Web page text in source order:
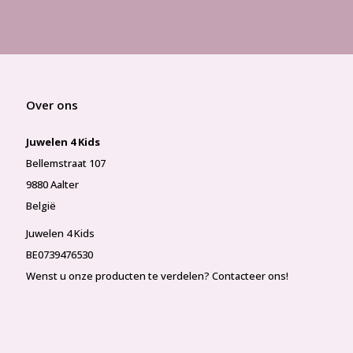
Over ons
Juwelen 4 Kids
Bellemstraat 107
9880 Aalter
België
Juwelen 4 Kids
BE0739476530
Wenst u onze producten te verdelen? Contacteer ons!